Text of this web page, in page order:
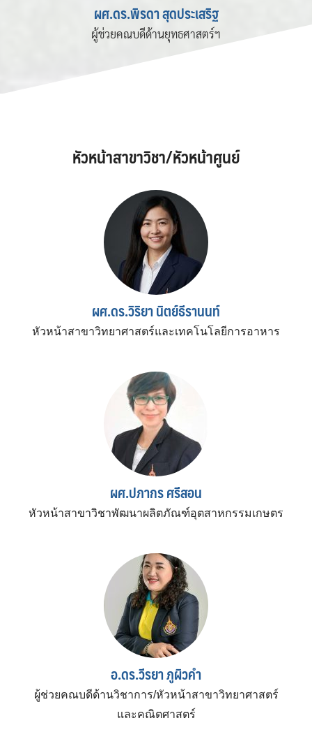
ผศ.ดร.พิรดา สุดประเสริฐ
ผู้ช่วยคณบดีด้านยุทธศาสตร์ฯ
หัวหน้าสาขาวิชา/หัวหน้าศูนย์
ผศ.ดร.วิริยา นิตย์ธีรานนท์
หัวหน้าสาขาวิทยาศาสตร์และเทคโนโลยีการอาหาร
ผศ.ปภากร ศรีสอน
หัวหน้าสาขาวิชาพัฒนาผลิตภัณฑ์อุตสาหกรรมเกษตร
อ.ดร.วีรยา ภูผิวคำ
ผู้ช่วยคณบดีด้านวิชาการ/หัวหน้าสาขาวิทยาศาสตร์
และคณิตศาสตร์